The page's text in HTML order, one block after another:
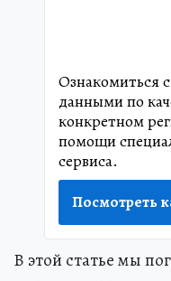
Ознакомиться
данными по
конкретном
помощи
сервиса.
Посмотреть
В этой статье мы